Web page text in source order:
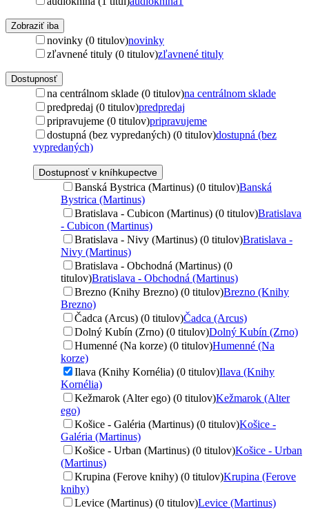
Zobraziť iba
novinky (0 titulov)novinky
zľavnené tituly (0 titulov)zľavnené tituly
Dostupnosť
na centrálnom sklade (0 titulov)na centrálnom sklade
predpredaj (0 titulov)predpredaj
pripravujeme (0 titulov)pripravujeme
dostupná (bez vypredaných) (0 titulov)dostupná (bez
vypredaných)
Dostupnosť v kníhkupectve
Banská Bystrica (Martinus) (0 titulov)Banská
Bystrica (Martinus)
Bratislava - Cubicon (Martinus) (0 titulov)Bratislava
- Cubicon (Martinus)
Bratislava - Nivy (Martinus) (0 titulov)Bratislava -
Nivy (Martinus)
Bratislava - Obchodná (Martinus) (0
titulov)Bratislava - Obchodná (Martinus)
Brezno (Knihy Brezno) (0 titulov)Brezno (Knihy
Brezno)
Čadca (Arcus) (0 titulov)Čadca (Arcus)
Dolný Kubín (Zrno) (0 titulov)Dolný Kubín (Zrno)
Humenné (Na korze) (0 titulov)Humenné (Na
korze)
Ilava (Knihy Kornélia) (0 titulov)Ilava (Knihy
Kornélia)
Kežmarok (Alter ego) (0 titulov)Kežmarok (Alter
ego)
Košice - Galéria (Martinus) (0 titulov)Košice -
Galéria (Martinus)
Košice - Urban (Martinus) (0 titulov)Košice - Urban
(Martinus)
Krupina (Ferove knihy) (0 titulov)Krupina (Ferove
knihy)
Levice (Martinus) (0 titulov)Levice (Martinus)